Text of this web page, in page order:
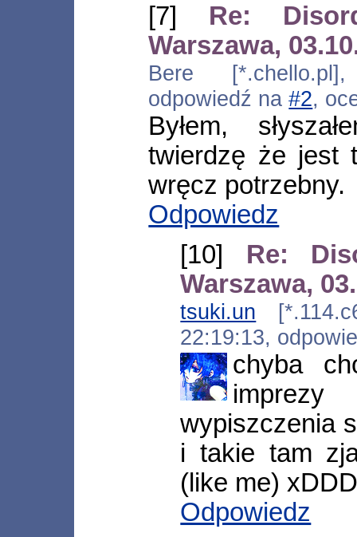
[7] Re:
Warszawa,
Bere
odpowiedź na#2,
Byłem,
twierdzę że jest
wręcz potrzebny.
Odpowiedz
[10] Re:
Warszawa,
tsuki.un
22:19:13,
chyba
wypiszczenia
i takie tam
(like me)
Odpowiedz